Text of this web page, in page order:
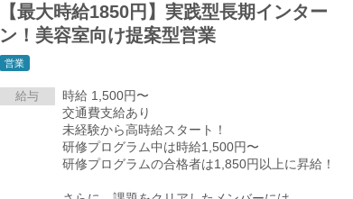
【最大時給1850円】実践型長期インター
ン！美容室向け提案型営業
営業
給与
時給 1,500円〜
交通費支給あり
未経験から高時給スタート！
研修プログラム中は時給1,500円〜
研修プログラムの合格者は1,850円以上に昇給！